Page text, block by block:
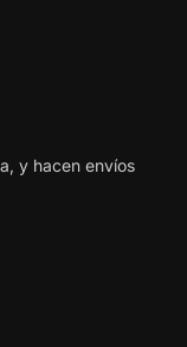
y hacen envíos